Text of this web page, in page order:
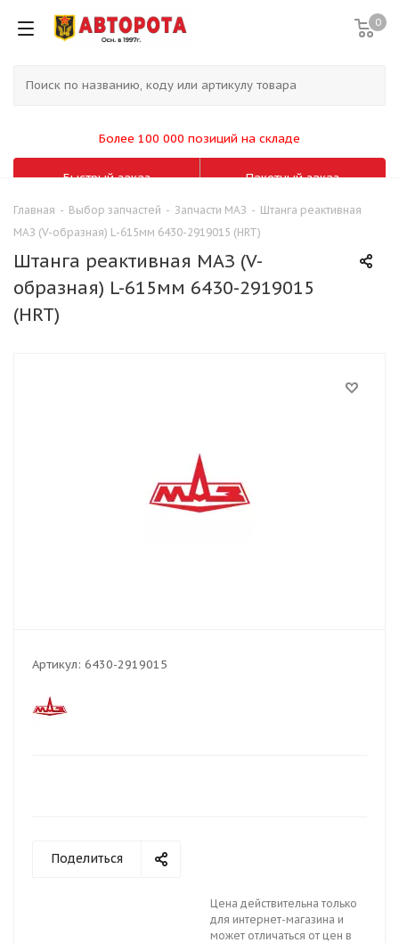
0
Более 100 000 позиций на складе
Быстрый заказ Пакетный заказ
Главная - Выбор запчастей - Запчасти МАЗ - Штанга реактивная
МАЗ (V-образная) L-615мм 6430-2919015 (HRT)
Штанга реактивная МАЗ (V-
образная) L-615мм 6430-2919015
(HRT)
Артикул: 6430-2919015
Поделиться
Цена действительна только
для интернет-магазина и
может отличаться от цен в